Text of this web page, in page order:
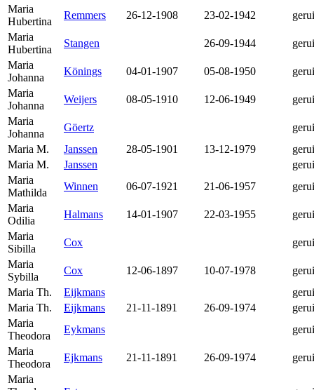
Maria
Hubertina
Remmers 26-12-1908 23-02-1942
Maria
Hubertina
Stangen 26-09-1944
Maria
Johanna
Könings 04-01-1907 05-08-1950
Maria
Johanna
Weijers 08-05-1910 12-06-1949
Maria
Johanna
Göertz
Maria M.
Janssen 28-05-1901 13-12-1979
Maria M.
Janssen
Maria
Mathilda
Winnen 06-07-1921 21-06-1957
Maria
Odilia
Halmans 14-01-1907 22-03-1955
Maria
Sibilla
Cox
Maria
Sybilla
Cox 12-06-1897 10-07-1978
Maria Th.
Eijkmans
Maria Th.
Eijkmans 21-11-1891 26-09-1974
Maria
Theodora
Eykmans
Maria
Theodora
Ejkmans 21-11-1891 26-09-1974
Maria